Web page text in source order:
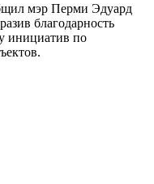
мэр Перми Эдуард
благодарность
инициатив по